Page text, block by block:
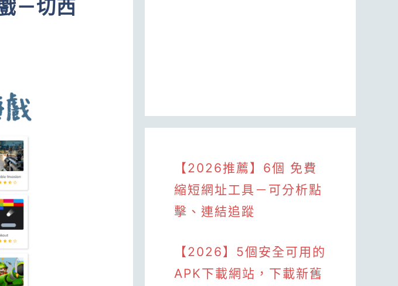
－切西
【2026推薦】6個 免費
縮短網址工具－可分析點
擊、連結追蹤
【2026】5個安全可用的
APK下載網站，下載新舊